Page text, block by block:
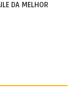
DA MELHOR